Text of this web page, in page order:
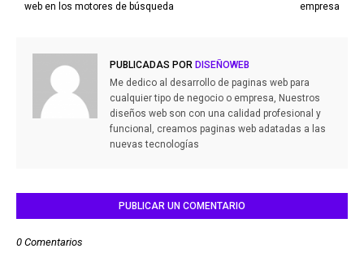
empresa
web en los motores de búsqueda
PUBLICADAS POR DISEÑOWEB
Me dedico al desarrollo de paginas web para
cualquier tipo de negocio o empresa, Nuestros
diseños web son con una calidad profesional y
funcional, creamos paginas web adatadas a las
nuevas tecnologías
PUBLICAR UN COMENTARIO
0 Comentarios